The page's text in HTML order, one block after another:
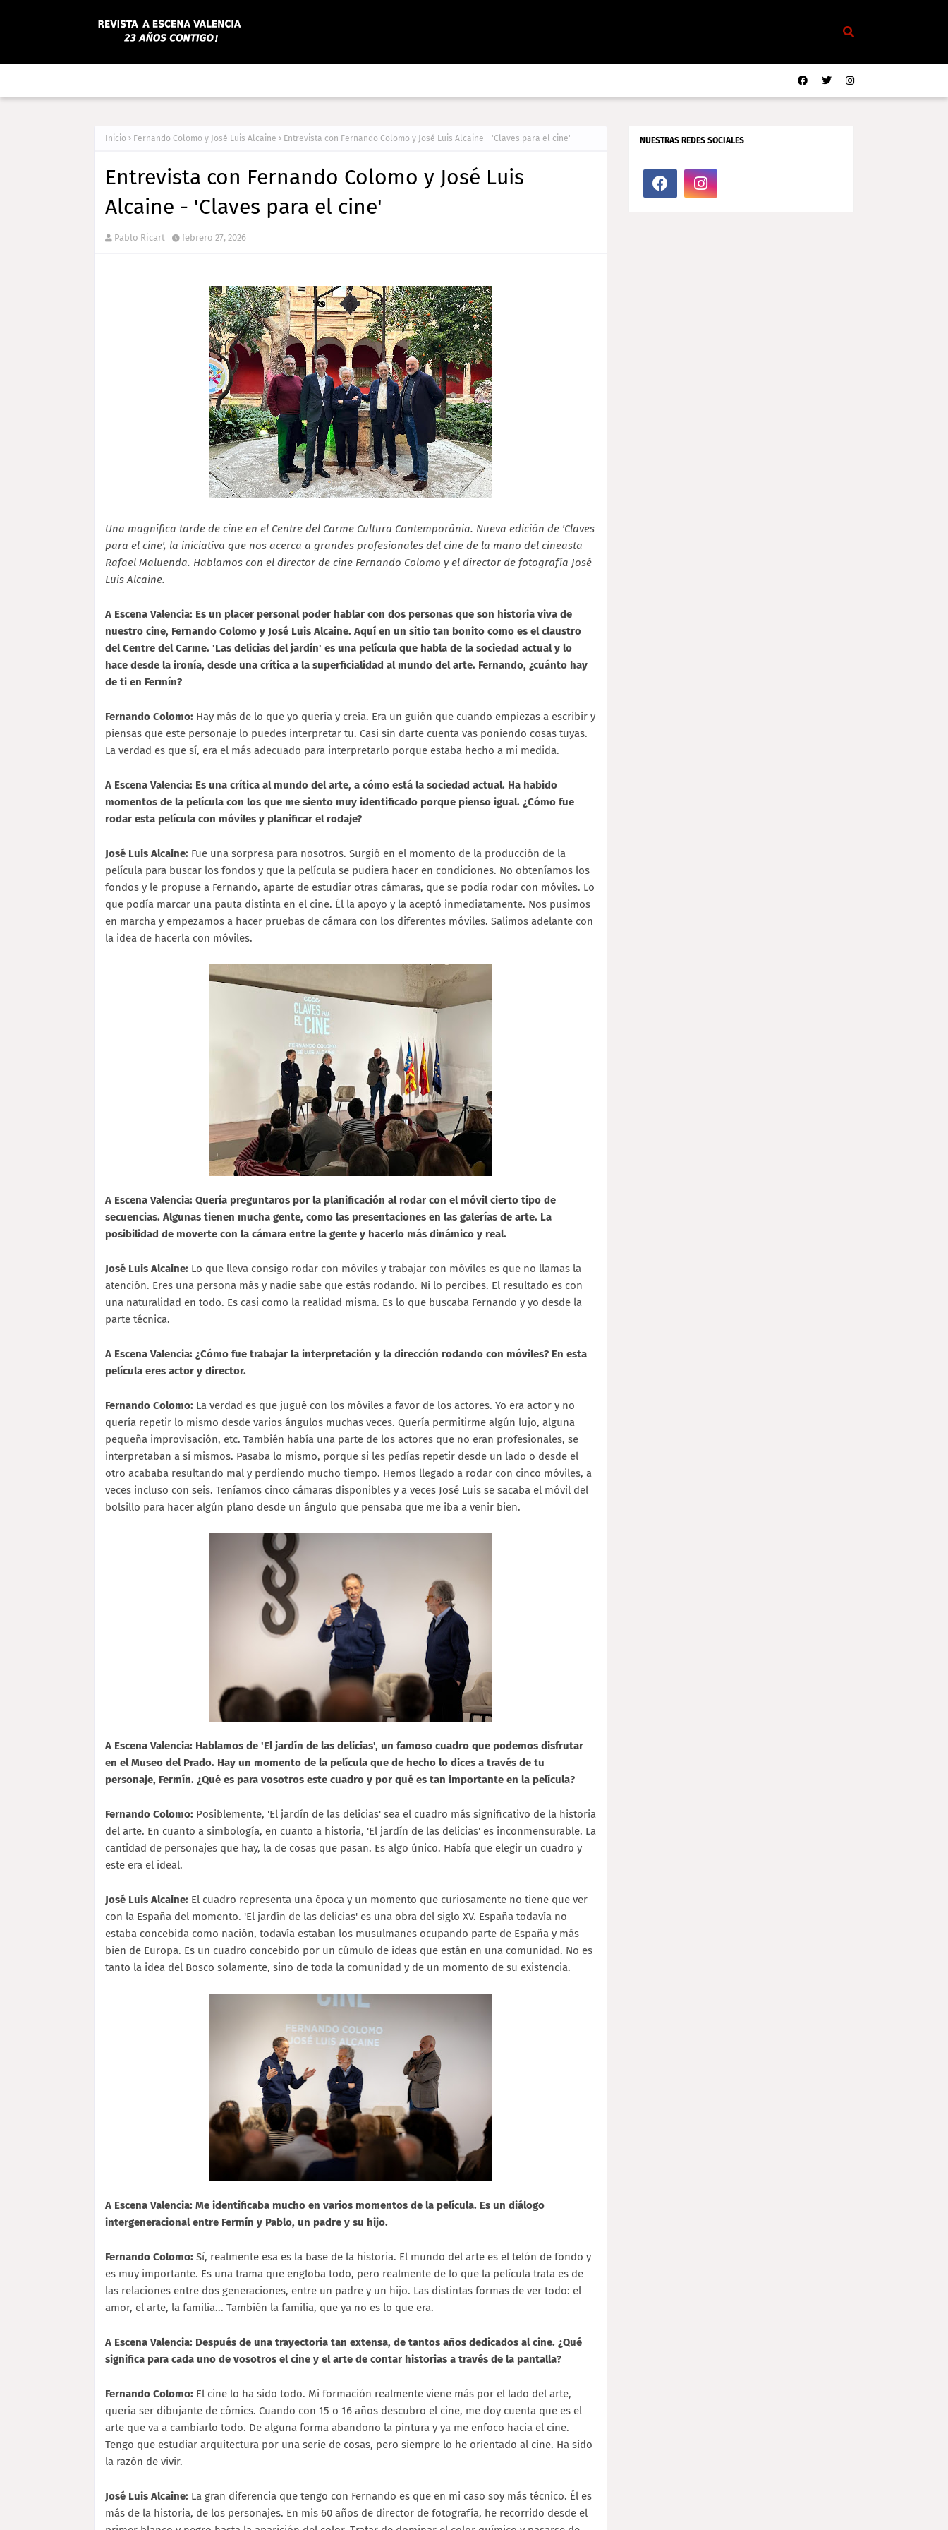
Inicio Fernando Colomo y José Luis Alcaine Entrevista con Fernando Colomo y José Luis Alcaine - 'Claves para el cine'
Entrevista con Fernando Colomo y José Luis
Alcaine - 'Claves para el cine'
Pablo Ricart febrero 27, 2026
Una magnífica tarde de cine en el Centre del Carme Cultura Contemporània. Nueva edición de 'Claves
para el cine', la iniciativa que nos acerca a grandes profesionales del cine de la mano del cineasta
Rafael Maluenda. Hablamos con el director de cine Fernando Colomo y el director de fotografía José
Luis Alcaine.
A Escena Valencia: Es un placer personal poder hablar con dos personas que son historia viva de
nuestro cine, Fernando Colomo y José Luis Alcaine. Aquí en un sitio tan bonito como es el claustro
del Centre del Carme. 'Las delicias del jardín' es una película que habla de la sociedad actual y lo
hace desde la ironía, desde una crítica a la superficialidad al mundo del arte. Fernando, ¿cuánto hay
de ti en Fermín?
Fernando Colomo: Hay más de lo que yo quería y creía. Era un guión que cuando empiezas a escribir y
piensas que este personaje lo puedes interpretar tu. Casi sin darte cuenta vas poniendo cosas tuyas.
La verdad es que sí, era el más adecuado para interpretarlo porque estaba hecho a mi medida.
A Escena Valencia: Es una crítica al mundo del arte, a cómo está la sociedad actual. Ha habido
momentos de la película con los que me siento muy identificado porque pienso igual. ¿Cómo fue
rodar esta película con móviles y planificar el rodaje?
José Luis Alcaine: Fue una sorpresa para nosotros. Surgió en el momento de la producción de la
película para buscar los fondos y que la película se pudiera hacer en condiciones. No obteníamos los
fondos y le propuse a Fernando, aparte de estudiar otras cámaras, que se podía rodar con móviles. Lo
que podía marcar una pauta distinta en el cine. Él la apoyo y la aceptó inmediatamente. Nos pusimos
en marcha y empezamos a hacer pruebas de cámara con los diferentes móviles. Salimos adelante con
la idea de hacerla con móviles.
A Escena Valencia: Quería preguntaros por la planificación al rodar con el móvil cierto tipo de
secuencias. Algunas tienen mucha gente, como las presentaciones en las galerías de arte. La
posibilidad de moverte con la cámara entre la gente y hacerlo más dinámico y real.
José Luis Alcaine: Lo que lleva consigo rodar con móviles y trabajar con móviles es que no llamas la
atención. Eres una persona más y nadie sabe que estás rodando. Ni lo percibes. El resultado es con
una naturalidad en todo. Es casi como la realidad misma. Es lo que buscaba Fernando y yo desde la
parte técnica.
A Escena Valencia: ¿Cómo fue trabajar la interpretación y la dirección rodando con móviles? En esta
película eres actor y director.
Fernando Colomo: La verdad es que jugué con los móviles a favor de los actores. Yo era actor y no
quería repetir lo mismo desde varios ángulos muchas veces. Quería permitirme algún lujo, alguna
pequeña improvisación, etc. También había una parte de los actores que no eran profesionales, se
interpretaban a sí mismos. Pasaba lo mismo, porque si les pedías repetir desde un lado o desde el
otro acababa resultando mal y perdiendo mucho tiempo. Hemos llegado a rodar con cinco móviles, a
veces incluso con seis. Teníamos cinco cámaras disponibles y a veces José Luis se sacaba el móvil del
bolsillo para hacer algún plano desde un ángulo que pensaba que me iba a venir bien.
A Escena Valencia: Hablamos de 'El jardín de las delicias', un famoso cuadro que podemos disfrutar
en el Museo del Prado. Hay un momento de la película que de hecho lo dices a través de tu
personaje, Fermín. ¿Qué es para vosotros este cuadro y por qué es tan importante en la película?
Fernando Colomo: Posiblemente, 'El jardín de las delicias' sea el cuadro más significativo de la historia
del arte. En cuanto a simbología, en cuanto a historia, 'El jardín de las delicias' es inconmensurable. La
cantidad de personajes que hay, la de cosas que pasan. Es algo único. Había que elegir un cuadro y
este era el ideal.
José Luis Alcaine: El cuadro representa una época y un momento que curiosamente no tiene que ver
con la España del momento. 'El jardín de las delicias' es una obra del siglo XV. España todavía no
estaba concebida como nación, todavía estaban los musulmanes ocupando parte de España y más
bien de Europa. Es un cuadro concebido por un cúmulo de ideas que están en una comunidad. No es
tanto la idea del Bosco solamente, sino de toda la comunidad y de un momento de su existencia.
A Escena Valencia: Me identificaba mucho en varios momentos de la película. Es un diálogo
intergeneracional entre Fermín y Pablo, un padre y su hijo.
Fernando Colomo: Sí, realmente esa es la base de la historia. El mundo del arte es el telón de fondo y
es muy importante. Es una trama que engloba todo, pero realmente de lo que la película trata es de
las relaciones entre dos generaciones, entre un padre y un hijo. Las distintas formas de ver todo: el
amor, el arte, la familia... También la familia, que ya no es lo que era.
A Escena Valencia: Después de una trayectoria tan extensa, de tantos años dedicados al cine. ¿Qué
significa para cada uno de vosotros el cine y el arte de contar historias a través de la pantalla?
Fernando Colomo: El cine lo ha sido todo. Mi formación realmente viene más por el lado del arte,
quería ser dibujante de cómics. Cuando con 15 o 16 años descubro el cine, me doy cuenta que es el
arte que va a cambiarlo todo. De alguna forma abandono la pintura y ya me enfoco hacia el cine.
Tengo que estudiar arquitectura por una serie de cosas, pero siempre lo he orientado al cine. Ha sido
la razón de vivir.
José Luis Alcaine: La gran diferencia que tengo con Fernando es que en mi caso soy más técnico. Él es
más de la historia, de los personajes. En mis 60 años de director de fotografía, he recorrido desde el
NUESTRAS REDES SOCIALES